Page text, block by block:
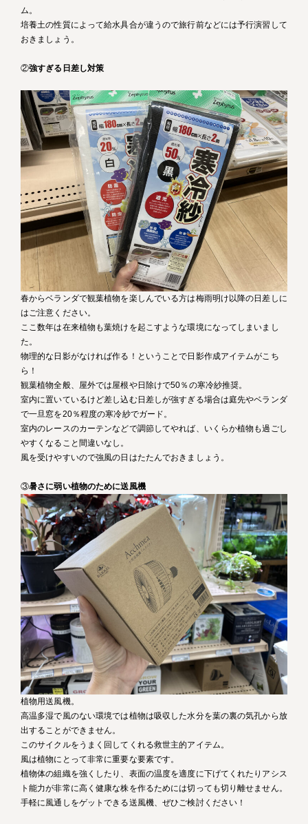
ム。
培養土の性質によって給水具合が違うので旅行前などには予行演習して
おきましょう。
②強すぎる日差し対策
春からベランダで観葉植物を楽しんでいる方は梅雨明け以降の日差しに
はご注意ください。
ここ数年は在来植物も葉焼けを起こすような環境になってしまいまし
た。
物理的な日影がなければ作る！ということで日影作成アイテムがこち
ら！
観葉植物全般、屋外では屋根や日除けで50％の寒冷紗推奨。
室内に置いているけど差し込む日差しが強すぎる場合は庭先やベランダ
で一旦窓を20％程度の寒冷紗でガード。
室内のレースのカーテンなどで調節してやれば、いくらか植物も過ごし
やすくなること間違いなし。
風を受けやすいので強風の日はたたんでおきましょう。
③暑さに弱い植物のために送風機
植物用送風機。
高温多湿で風のない環境では植物は吸収した水分を葉の裏の気孔から放
出することができません。
このサイクルをうまく回してくれる救世主的アイテム。
風は植物にとって非常に重要な要素です。
植物体の組織を強くしたり、表面の温度を適度に下げてくれたりアシス
ト能力が非常に高く健康な株を作るためには切っても切り離せません。
手軽に風通しをゲットできる送風機、ぜひご検討ください！